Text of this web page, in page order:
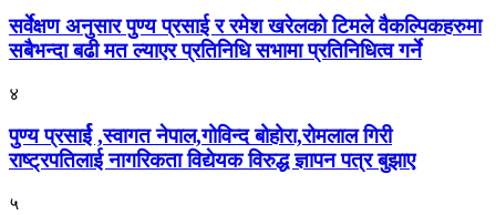
सर्वेक्षण अनुसार पुण्य प्रसाई र रमेश खरेलको टिमले वैकल्पिकहरुमा
सबैभन्दा बढी मत ल्याएर प्रतिनिधि सभामा प्रतिनिधित्व गर्ने
४
पुण्य प्रसार्ई ,स्वागत नेपाल,गोविन्द बोहोरा,रोमलाल गिरी
राष्ट्रपतिलाई नागरिकता विद्येयक विरुद्ध ज्ञापन पत्र बुझाए
५